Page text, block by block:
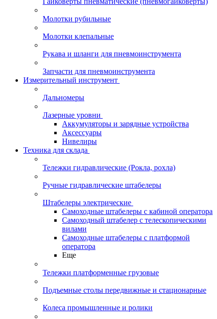
Молотки рубильные
Молотки клепальные
Рукава и шланги для пневмоинструмента
Запчасти для пневмоинструмента
Измерительный инструмент
Дальномеры
Лазерные уровни
Аккумуляторы и зарядные устройства
Аксессуары
Нивелиры
Техника для склада
Тележки гидравлические (Рокла, рохла)
Ручные гидравлические штабелеры
Штабелеры электрические
Самоходные штабелеры с кабиной оператора
Самоходный штабелер с телескопическими
вилами
Самоходные штабелеры с платформой
оператора
Еще
Тележки платформенные грузовые
Подъемные столы передвижные и стационарные
Колеса промышленные и ролики